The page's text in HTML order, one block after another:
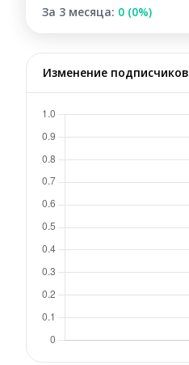
За 3 месяца: 0 (0%)
Изменение подписчиков